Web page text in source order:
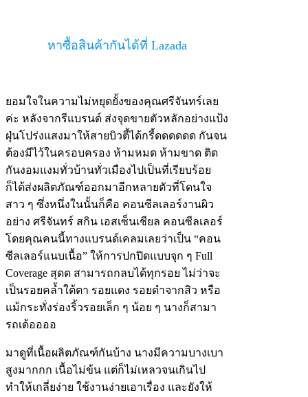
หาซื้อสินค้ากันได้ที่ Lazada
ยอมใจในความไม่หยุดยั้งของคุณศรีจันทร์เลย
ค่ะ หลังจากรีแบรนด์ ส่งจุดขายตัวหลักอย่างแป้ง
ฝุ่นโปร่งแสงมาให้สายบิวตี้ได้กรี้ดดดดดด กันจน
ต้องมีไว้ในครอบครอง ห้ามหมด ห้ามขาด ติด
กันงอมแงมทั่วบ้านทั่วเมืองไปเป็นที่เรียบร้อย
ก็ได้ส่งผลิตภัณฑ์ออกมาอีกหลายตัวที่โดนใจ
สาว ๆ ซึ่งหนึ่งในนั้นก็คือ คอนซีลเลอร์งานผิว
อย่าง ศรีจันทร์ สกิน เอสเซ็นเชียล คอนซีลเลอร์
โดยคุณคนนี้ทางแบรนด์เคลมเลยว่าเป็น “คอน
ซีลเลอร์แนบเนื้อ” ให้การปกปิดแบบจุก ๆ Full
Coverage สุดด สามารถกลบได้ทุกรอย ไม่ว่าจะ
เป็นรอยคล้ำใต้ตา รอยแดง รอยดำจากสิว หรือ
แม้กระทั่งร่องริ้วรอยเล็ก ๆ น้อย ๆ นางก็สามา
รถเด้ออออ
มาดูที่เนื้อผลิตภัณฑ์กันบ้าง นางมีความบางเบา
สูงมากกก เนื้อไม่ข้น แต่ก็ไม่เหลวจนเกินไป
ทำให้เกลี่ยง่าย ใช้งานง่ายเอาเรื่อง และยังให้